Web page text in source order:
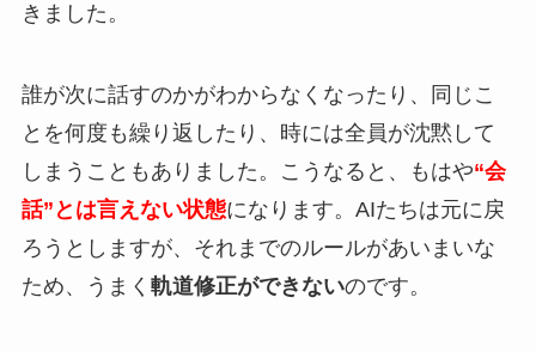
きました。
誰が次に話すのかがわからなくなったり、同じこ
とを何度も繰り返したり、時には全員が沈黙して
しまうこともありました。こうなると、もはや“会
話”とは言えない状態になります。AIたちは元に戻
ろうとしますが、それまでのルールがあいまいな
ため、うまく 軌道修正ができないのです。